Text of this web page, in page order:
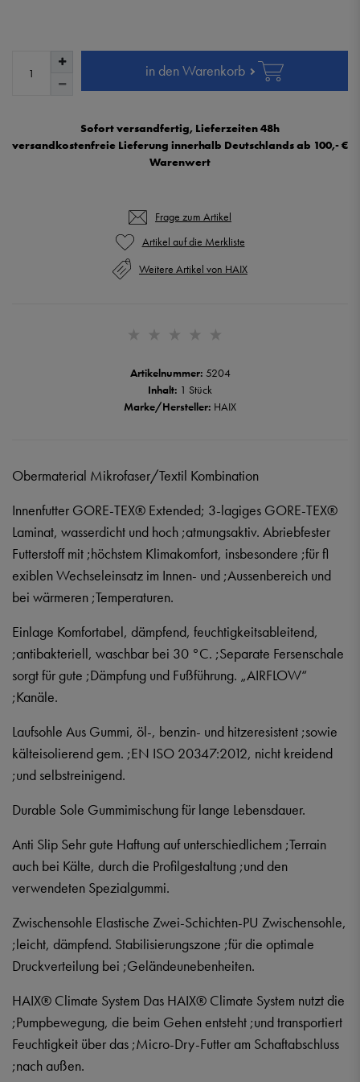
Artikelnummer: 5204
Inhalt: 1 Stück
Marke/Hersteller: HAIX
in den Warenkorb
Sofort versandfertig, Lieferzeiten 48h
versandkostenfreie Lieferung innerhalb Deutschlands ab 100,- €
Warenwert
Frage zum Artikel
Weitere Artikel von HAIX
Obermaterial Mikrofaser/Textil Kombination
Innenfutter GORE-TEX® Extended; 3-lagiges GORE-TEX®
Laminat, wasserdicht und hoch ;atmungsaktiv. Abriebfester
Futterstoff mit ;höchstem Klimakomfort, insbesondere ;für fl
exiblen Wechseleinsatz im Innen- und ;Aussenbereich und
bei wärmeren ;Temperaturen.
Einlage Komfortabel, dämpfend, feuchtigkeitsableitend,
;antibakteriell, waschbar bei 30 °C. ;Separate Fersenschale
sorgt für gute ;Dämpfung und Fußführung. „AIRFLOW“
;Kanäle.
Laufsohle Aus Gummi, öl-, benzin- und hitzeresistent ;sowie
kälteisolierend gem. ;EN ISO 20347:2012, nicht kreidend
;und selbstreinigend.
Durable Sole Gummimischung für lange Lebensdauer.
Anti Slip Sehr gute Haftung auf unterschiedlichem ;Terrain
auch bei Kälte, durch die Profilgestaltung ;und den
verwendeten Spezialgummi.
Zwischensohle Elastische Zwei-Schichten-PU Zwischensohle,
;leicht, dämpfend. Stabilisierungszone ;für die optimale
Druckverteilung bei ;Geländeunebenheiten.
HAIX® Climate System Das HAIX® Climate System nutzt die
;Pumpbewegung, die beim Gehen entsteht ;und transportiert
Feuchtigkeit über das ;Micro-Dry-Futter am Schaftabschluss
;nach außen.